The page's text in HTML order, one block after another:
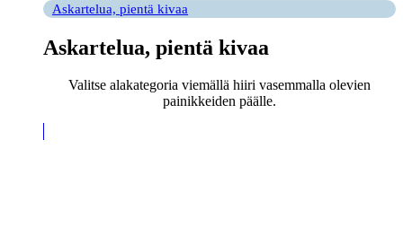
Askartelua, pientä kivaa
Askartelua, pientä kivaa
Valitse alakategoria viemällä hiiri vasemmalla olevien
painikkeiden päälle.